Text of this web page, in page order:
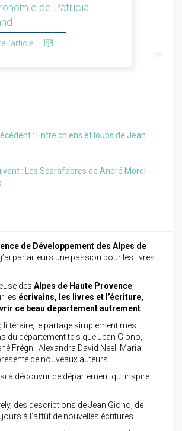
de Patricia
l'article...
: Entre chiens et loups de Jean
: Les Scarafabres de André Morel -
de Développement des Alpes de
, j’ai par ailleurs une passion pour les livres
des Alpes de Haute Provence
les écrivains, les livres et l’écriture,
ce beau département autrement
littéraire, je partage simplement mes
du département tels que Jean Giono,
Frégni, Alexandra David Neel, Maria
de nouveaux auteurs.
à découvrir ce département qui inspire
des descriptions de Jean Giono, de
à l'affût de nouvelles écritures !